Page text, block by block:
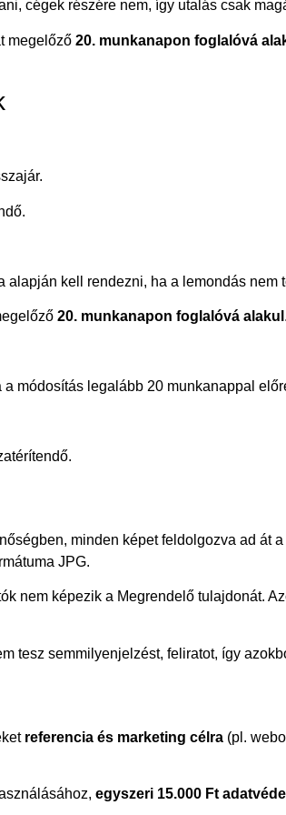
cégek részére nem, így utalás csak
megelőző 20. munkanapon foglalóvá
alapján kell rendezni, ha a lemondás nem
20. munkanapon foglalóvá alakul
módosítás legalább 20 munkanappal
minden képet feldolgozva ad át
JPG.
nem képezik a Megrendelő tulajdonát.
tesz semmilyenjelzést, feliratot, így
referencia és marketing célra (pl.
egyszeri 15.000 Ft